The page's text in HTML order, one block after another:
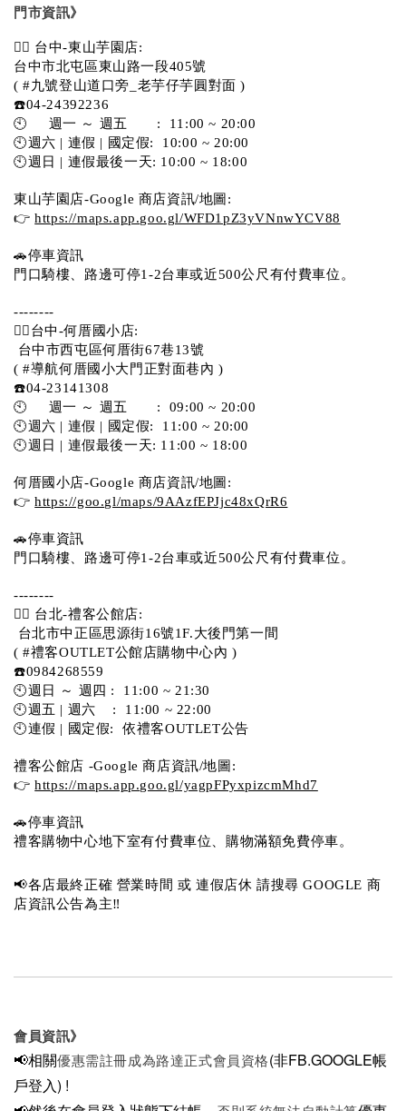
門市資訊》
💁‍♀️ 台中-東山芋園店:
台中市北屯區東山路一段405號
( #九號登山道口旁_老芋仔芋圓對面 )
☎️04-24392236
🕙     週一 ～ 週五       :  11:00 ~ 20:00
🕙週六 | 連假 | 國定假:  10:00 ~ 20:00
🕙週日 | 連假最後一天: 10:00 ~ 18:00
東山芋園店-Google 商店資訊/地圖:
👉 https://maps.app.goo.gl/WFD1pZ3yVNnwYCV88
🚗停車資訊
門口騎樓、路邊可停1-2台車或近500公尺有付費車位。
--------
💁‍♀️台中-何厝國小店:
台中市西屯區何厝街67巷13號
( #導航何厝國小大門正對面巷內 )
☎️04-23141308
🕙     週一 ～ 週五       :  09:00 ~ 20:00
🕙週六 | 連假 | 國定假:  11:00 ~ 20:00
🕙週日 | 連假最後一天: 11:00 ~ 18:00
何厝國小店-Google 商店資訊/地圖:
👉 https://goo.gl/maps/9AAzfEPJjc48xQrR6
🚗停車資訊
門口騎樓、路邊可停1-2台車或近500公尺有付費車位。
--------
💁‍♀️ 台北-禮客公館店:
台北市中正區思源街16號1F.大後門第一間
( #禮客OUTLET公館店購物中心內 )
☎️0984268559
🕙週日 ～ 週四 :  11:00 ~ 21:30
🕙週五 | 週六    :  11:00 ~ 22:00
🕙連假 | 國定假:  依禮客OUTLET公告
禮客公館店 -Google 商店資訊/地圖:
👉 https://maps.app.goo.gl/yagpFPyxpizcmMhd7
🚗停車資訊
禮客購物中心地下室有付費車位、購物滿額免費停車。
📢各店最終正確 營業時間 或 連假店休 請搜尋 GOOGLE 商
店資訊公告為主‼️
會員資訊》
📢相關優惠需註冊成為路達正式會員資格(非FB.GOOGLE帳
戶登入) !